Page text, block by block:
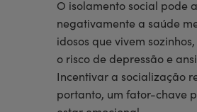
O isolamento social pode
negativamente a saúde
idosos que vivem
o risco de depressão e
Incentivar a socialização
portanto, um fator-chave